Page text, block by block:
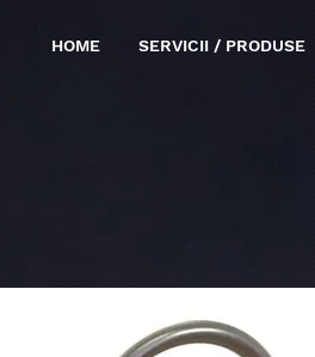
HOME SERVICII / PRODUSE